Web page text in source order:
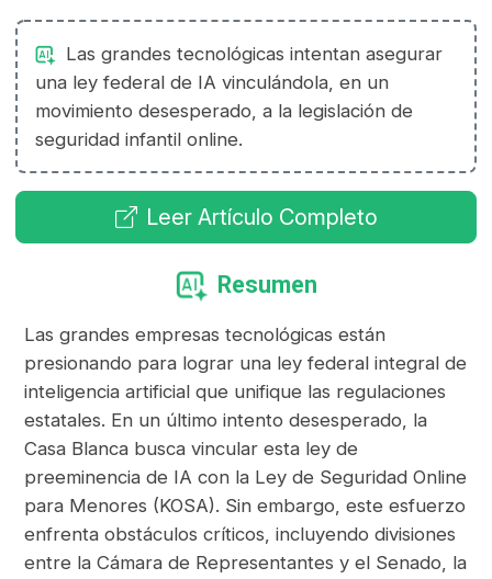
Las grandes tecnológicas intentan asegurar
una ley federal de IA vinculándola, en un
movimiento desesperado, a la legislación de
seguridad infantil online.
Leer Artículo Completo
Resumen
Las grandes empresas tecnológicas están
presionando para lograr una ley federal integral de
inteligencia artificial que unifique las regulaciones
estatales. En un último intento desesperado, la
Casa Blanca busca vincular esta ley de
preeminencia de IA con la Ley de Seguridad Online
para Menores (KOSA). Sin embargo, este esfuerzo
enfrenta obstáculos críticos, incluyendo divisiones
entre la Cámara de Representantes y el Senado, la